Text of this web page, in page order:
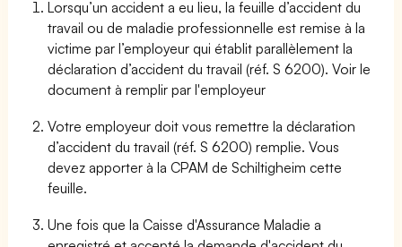
Lorsqu’un accident a eu lieu, la feuille d’accident du
travail ou de maladie professionnelle est remise à la
victime par l’employeur qui établit parallèlement la
déclaration d’accident du travail (réf. S 6200). Voir le
document à remplir par l'employeur
Votre employeur doit vous remettre la déclaration
d’accident du travail (réf. S 6200) remplie. Vous
devez apporter à la CPAM de Schiltigheim cette
feuille.
Une fois que la Caisse d'Assurance Maladie a